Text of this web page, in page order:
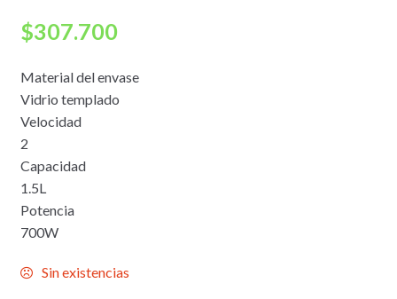
$307.700
Material del envase
Vidrio templado
Velocidad
2
Capacidad
1.5L
Potencia
700W
Sin existencias